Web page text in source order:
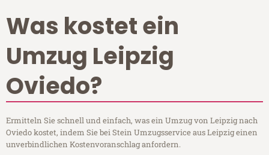
Was kostet ein
Umzug Leipzig
Oviedo?
Ermitteln Sie schnell und einfach, was ein Umzug von Leipzig nach
Oviedo kostet, indem Sie bei Stein Umzugsservice aus Leipzig einen
unverbindlichen Kostenvoranschlag anfordern.